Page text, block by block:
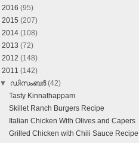
2016 (95)
2015 (207)
2014 (108)
2013 (72)
2012 (148)
2011 (142)
▼ ഡിസംബർ(42)
Tasty Kinnathappam
Skillet Ranch Burgers Recipe
Italian Chicken With Olives and Capers
Grilled Chicken with Chili Sauce Recipe